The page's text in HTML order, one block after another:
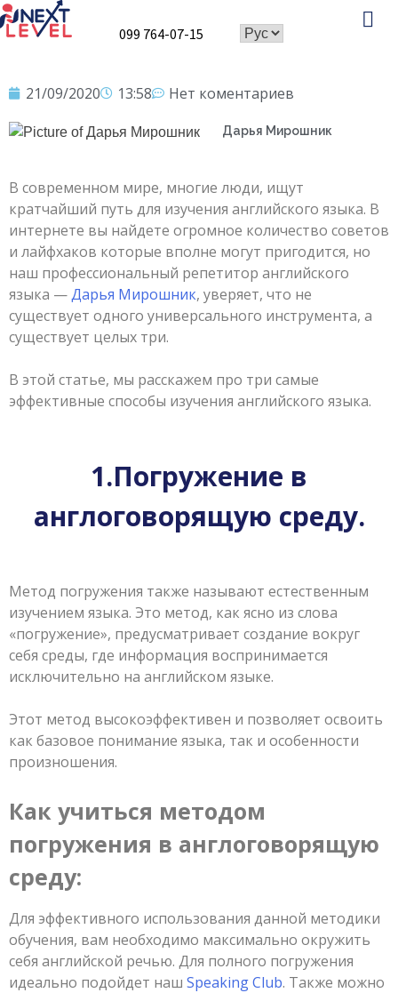
099 764-07-15
21/09/2020 13:58 Нет коментариев
Дарья Мирошник
В современном мире, многие люди, ищут
кратчайший путь для изучения английского языка. В
интернете вы найдете огромное количество советов
и лайфхаков которые вполне могут пригодится, но
наш профессиональный репетитор английского
языка —Дарья Мирошник, уверяет, что не
существует одного универсального инструмента, а
существует целых три.
В этой статье, мы расскажем про три самые
эффективные способы изучения английского языка.
1.Погружение в
англоговорящую среду.
Метод погружения также называют естественным
изучением языка. Это метод, как ясно из слова
«погружение», предусматривает создание вокруг
себя среды, где информация воспринимается
исключительно на английском языке.
Этот метод высокоэффективен и позволяет освоить
как базовое понимание языка, так и особенности
произношения.
Как учиться методом
погружения в англоговорящую
среду:
Для эффективного использования данной методики
обучения, вам необходимо максимально окружить
себя английской речью. Для полного погружения
идеально подойдет наш Speaking Club. Также можно